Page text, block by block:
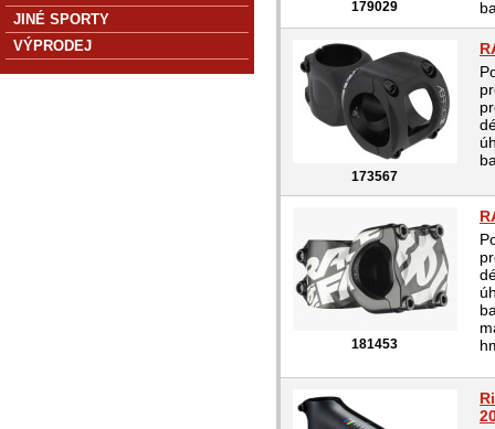
179029
173567
181453
JINÉ SPORTY
VÝPRODEJ